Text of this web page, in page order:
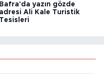
Bafra'da yazın gözde
adresi Ali Kale Turistik
Tesisleri